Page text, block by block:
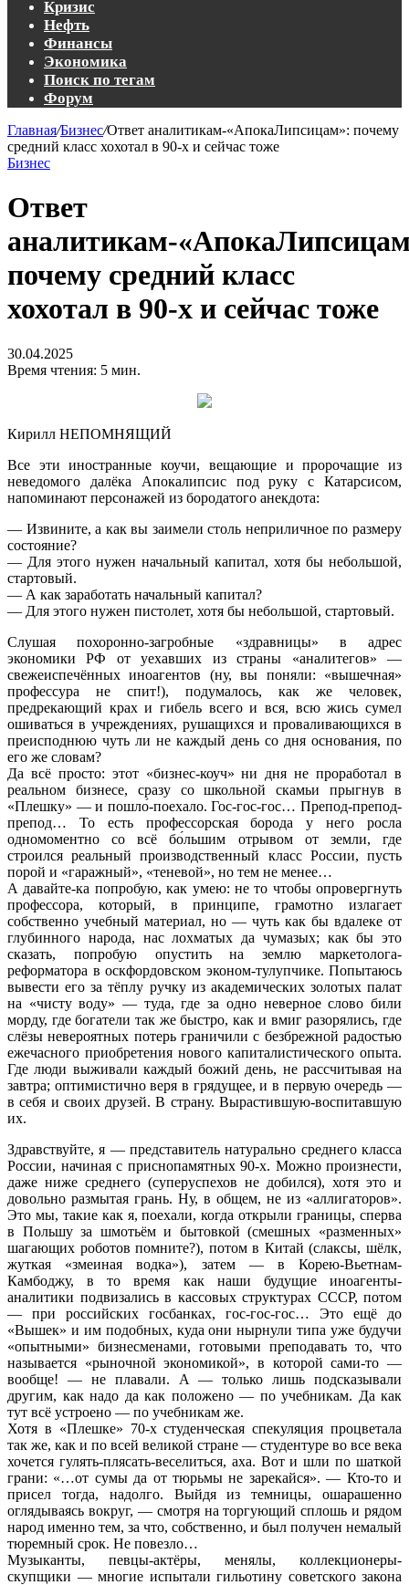
Кризис
Нефть
Финансы
Экономика
Поиск по тегам
Форум
Главная/Бизнес/Ответ аналитикам-«АпокаЛипсицам»: почему
средний класс хохотал в 90-х и сейчас тоже
Бизнес
Ответ
аналитикам-
почему средний класс
хохотал в 90-х и сейчас тоже
30.04.2025
Время чтения: 5 мин.
Кирилл НЕПОМНЯЩИЙ
Все эти иностранные коучи, вещающие и пророчащие из
неведомого далёка Апокалипсис под руку с Катарсисом,
напоминают персонажей из бородатого анекдота:
— Извините, а как вы заимели столь неприличное по размеру
состояние?
— Для этого нужен начальный капитал, хотя бы небольшой,
стартовый.
— А как заработать начальный капитал?
— Для этого нужен пистолет, хотя бы небольшой, стартовый.
Слушая похоронно-загробные «здравницы» в адрес
экономики РФ от уехавших из страны «аналитегов» —
свежеиспечённых иноагентов (ну, вы поняли: «вышечная»
профессура не спит!), подумалось, как же человек,
предрекающий крах и гибель всего и вся, всю жись сумел
ошиваться в учреждениях, рушащихся и проваливающихся в
преисподнюю чуть ли не каждый день со дня основания, по
его же словам?
Да всё просто: этот «бизнес-коуч» ни дня не проработал в
реальном бизнесе, сразу со школьной скамьи прыгнув в
«Плешку» — и пошло́-поехало. Гос-гос-гос… Препод-препод-
препод… То есть профессорская борода у него росла
одномоментно со всё бо́льшим отрывом от земли, где
строился реальный производственный класс России, пусть
порой и «гаражный», «теневой», но тем не менее…
А давайте-ка попробую, как умею: не то чтобы опровергнуть
профессора, который, в принципе, грамотно излагает
собственно учебный материал, но — чуть как бы вдалеке от
глубинного народа, нас лохматых да чумазых; как бы это
сказать, попробую опустить на землю маркетолога-
реформатора в оскфордовском эконом-тулупчике. Попытаюсь
вывести его за тёплу ручку из академических золотых палат
на «чисту воду» — туда, где за одно неверное слово били
морду, где богатели так же быстро, как и вмиг разорялись, где
слёзы невероятных потерь граничили с безбрежной радостью
ежечасного приобретения нового капиталистического опыта.
Где люди выживали каждый божий день, не рассчитывая на
завтра; оптимистично веря в грядущее, и в первую очередь —
в себя и своих друзей. В страну. Вырастившую-воспитавшую
их.
Здравствуйте, я — представитель натурально среднего класса
России, начиная с приснопамятных 90-х. Можно произнести,
даже ниже среднего (суперуспехов не добился), хотя это и
довольно размытая грань. Ну, в общем, не из «аллигаторов».
Это мы, такие как я, поехали, когда открыли границы, сперва
в Польшу за шмотьём и бытовкой (смешных «разменных»
шагающих роботов помните?), потом в Китай (слаксы, шёлк,
жуткая «змеиная водка»), затем — в Корею-Вьетнам-
Камбоджу, в то время как наши будущие иноагенты-
аналитики подвизались в кассовых структурах СССР, потом
— при российских госбанках, гос-гос-гос… Это ещё до
«Вышек» и им подобных, куда они нырнули типа уже будучи
«опытными» бизнесменами, готовыми преподавать то, что
называется «рыночной экономикой», в которой сами-то —
вообще! — не плавали. А — только лишь подсказывали
другим, как надо да как положено — по учебникам. Да как
тут всё устроено — по учебникам же.
Хотя в «Плешке» 70-х студенческая спекуляция процветала
так же, как и по всей великой стране — студентуре во все века
хочется гулять-плясать-веселиться, аха. Вот и шли по шаткой
грани: «…от сумы да от тюрьмы не зарекайся». — Кто-то и
присел тогда, надолго. Выйдя из темницы, ошарашенно
оглядываясь вокруг, — смотря на торгующий сплошь и рядом
народ именно тем, за что, собственно, и был получен немалый
тюремный срок. Не повезло…
Музыканты, певцы-актёры, менялы, коллекционеры-
скупщики — многие испытали гильотину советского закона